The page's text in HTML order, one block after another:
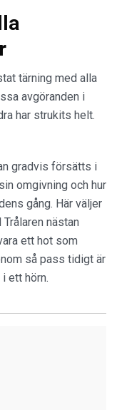
tärning med alla
avgöranden i
har strukits helt.
gradvis försätts i
omgivning och hur
gång. Här väljer
nästan
ett hot som
så pass tidigt är
ett hörn.